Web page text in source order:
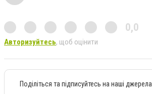
0,0
Авторизуйтесь, щоб оцінити
Поділіться та підписуйтесь на наші джерела